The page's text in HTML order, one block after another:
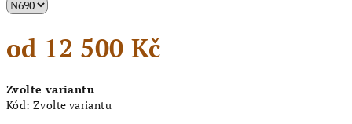
od 12 500 Kč
cena:
Zvolte variantu
Kód: Zvolte variantu